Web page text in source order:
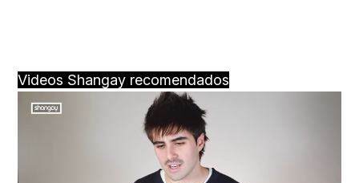
Videos Shangay recomendados